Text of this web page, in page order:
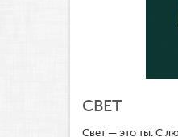
СВЕТ
Свет — это ты. С